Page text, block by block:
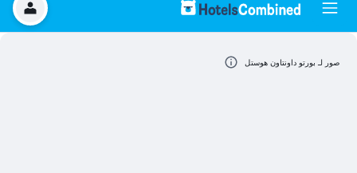
صور لـ بورتو داونتاون هوستل